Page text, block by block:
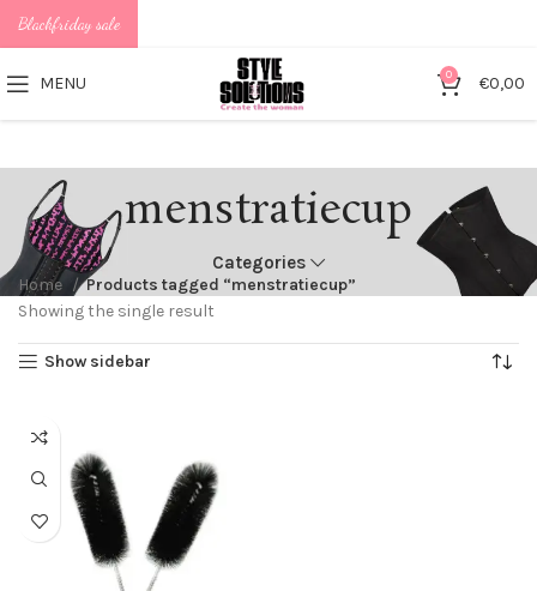
MENU 0 €0,00
menstratiecup
Categories
Home
Products tagged “menstratiecup”
Showing the single result
Show sidebar
Blackfriday sale